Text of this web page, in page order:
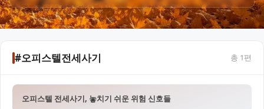
#오피스텔전세사기 총 1편
오피스텔 전세사기, 놓치기 쉬운 위험 신호들